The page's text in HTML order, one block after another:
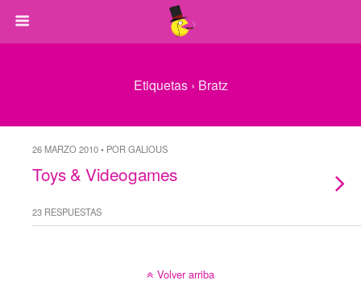
Etiquetas › Bratz
26 MARZO 2010 • POR GALIOUS
Toys & Videogames
23 RESPUESTAS
Volver arriba